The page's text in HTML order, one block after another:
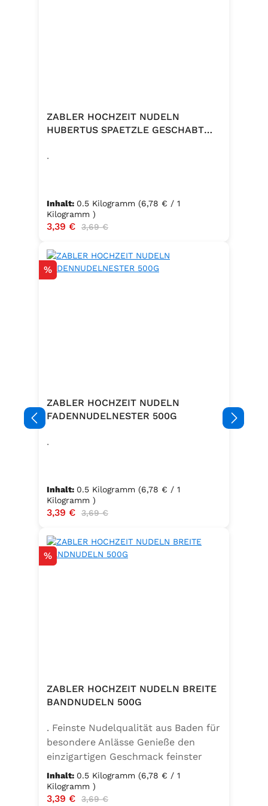
ZABLER HOCHZEIT NUDELN
HUBERTUS SPAETZLE GESCHABT
.
Inhalt: 0.5 Kilogramm (6,78 € / 1
Kilogramm )
Verkaufspreis:
3,39 € Regulärer Preis:
3,69 €
Rabatt
%
ZABLER HOCHZEIT NUDELN
FADENNUDELNESTER 500G
.
Inhalt: 0.5 Kilogramm (6,78 € / 1
Kilogramm )
Verkaufspreis:
3,39 € Regulärer Preis:
3,69 €
Rabatt
%
ZABLER HOCHZEIT NUDELN BREITE
BANDNUDELN 500G
. Feinste Nudelqualität aus Baden für
besondere Anlässe Genieße den
einzigartigen Geschmack feinster
Bandnudeln – mit den Zabler
Hochzeit Nudeln holst du dir echte
badische Qualität auf den Teller.
Inhalt: 0.5 Kilogramm (6,78 € / 1
Kilogramm )
Verkaufspreis:
3,39 € Regulärer Preis:
3,69 €